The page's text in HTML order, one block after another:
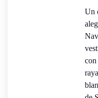
Un
con